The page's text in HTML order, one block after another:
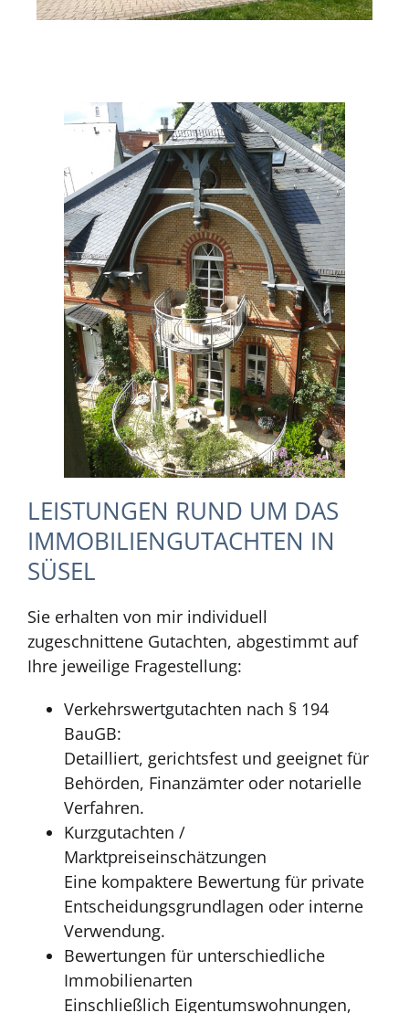
LEISTUNGEN RUND UM DAS
IMMOBILIENGUTACHTEN IN
SÜSEL
Sie erhalten von mir individuell
zugeschnittene Gutachten, abgestimmt auf
Ihre jeweilige Fragestellung:
Verkehrswertgutachten nach § 194
BauGB:
Detailliert, gerichtsfest und geeignet für
Behörden, Finanzämter oder notarielle
Verfahren.
Kurzgutachten /
Marktpreiseinschätzungen
Eine kompaktere Bewertung für private
Entscheidungsgrundlagen oder interne
Verwendung.
Bewertungen für unterschiedliche
Immobilienarten
Einschließlich Eigentumswohnungen,